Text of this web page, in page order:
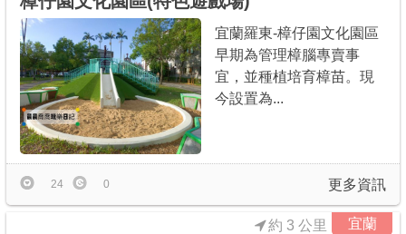
宜蘭羅東-樟仔園文化園區
早期為管理樟腦專賣事
宜，並種植培育樟苗。現
今設置為...
更多資訊
24 0
宜蘭
約 3 公里